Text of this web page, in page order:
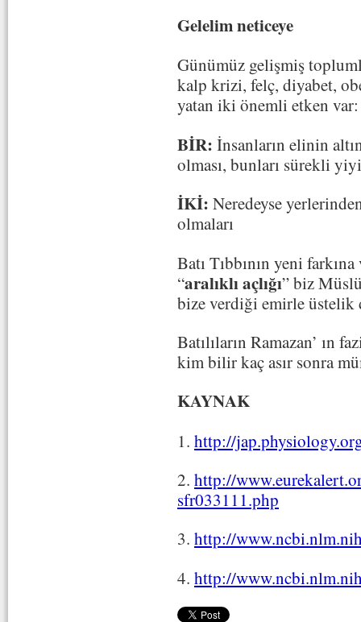
Gelelim neticeye
Günümüz gelişmiş
kalp krizi, felç, diyabet,
yatan iki önemli etken var:
BİR: İnsanların elinin
olması, bunları sürekli
İKİ: Neredeyse
olmaları
Batı Tıbbının yeni
“aralıklı açlığı” biz
bize verdiği emirle üstelik
Batılıların Ramazan’ ın
kim bilir kaç asır sonra
KAYNAK
1. http://
2. http://
sfr033111.php
3. http://
4. http://